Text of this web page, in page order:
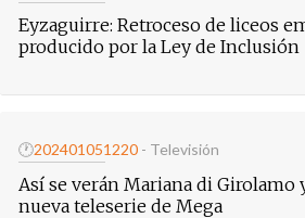
Eyzaguirre: Retroceso de liceos
producido por la Ley de Inclusión
🕐202401051220 - Televisión
Así se verán Mariana di
nueva teleserie de Mega